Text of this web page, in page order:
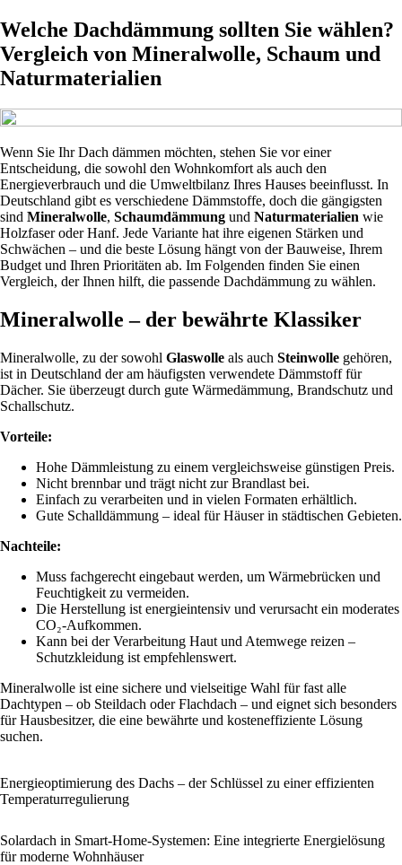
Welche Dachdämmung sollten Sie wählen?
Vergleich von Mineralwolle, Schaum und
Naturmaterialien
Wenn Sie Ihr Dach dämmen möchten, stehen Sie vor einer
Entscheidung, die sowohl den Wohnkomfort als auch den
Energieverbrauch und die Umweltbilanz Ihres Hauses beeinflusst. In
Deutschland gibt es verschiedene Dämmstoffe, doch die gängigsten
sind Mineralwolle, Schaumdämmung und Naturmaterialien wie
Holzfaser oder Hanf. Jede Variante hat ihre eigenen Stärken und
Schwächen – und die beste Lösung hängt von der Bauweise, Ihrem
Budget und Ihren Prioritäten ab. Im Folgenden finden Sie einen
Vergleich, der Ihnen hilft, die passende Dachdämmung zu wählen.
Mineralwolle – der bewährte Klassiker
Mineralwolle, zu der sowohl Glaswolle als auch Steinwolle gehören,
ist in Deutschland der am häufigsten verwendete Dämmstoff für
Dächer. Sie überzeugt durch gute Wärmedämmung, Brandschutz und
Schallschutz.
Vorteile:
Hohe Dämmleistung zu einem vergleichsweise günstigen Preis.
Nicht brennbar und trägt nicht zur Brandlast bei.
Einfach zu verarbeiten und in vielen Formaten erhältlich.
Gute Schalldämmung – ideal für Häuser in städtischen Gebieten.
Nachteile:
Muss fachgerecht eingebaut werden, um Wärmebrücken und
Feuchtigkeit zu vermeiden.
Die Herstellung ist energieintensiv und verursacht ein moderates
CO₂‑Aufkommen.
Kann bei der Verarbeitung Haut und Atemwege reizen –
Schutzkleidung ist empfehlenswert.
Mineralwolle ist eine sichere und vielseitige Wahl für fast alle
Dachtypen – ob Steildach oder Flachdach – und eignet sich besonders
für Hausbesitzer, die eine bewährte und kosteneffiziente Lösung
suchen.
Energieoptimierung des Dachs – der Schlüssel zu einer effizienten
Temperaturregulierung
Solardach in Smart-Home-Systemen: Eine integrierte Energielösung
für moderne Wohnhäuser